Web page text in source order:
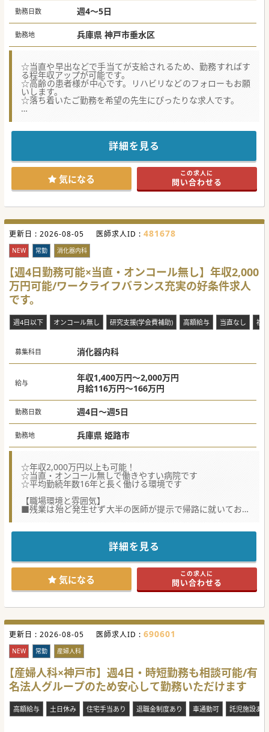
勤務日数 週4～5日
勤務地 兵庫県 神戸市垂水区
☆当直や早出などで手当てが支給されるため、勤務すればす
る程年収アップが可能です。
☆高齢の患者様が中心です。リハビリなどのフォローもお願
いします。
☆落ち着いたご勤務を希望の先生にぴったりな求人です。
に対応するための増員です。常勤2名体制の予定です。
■手術件数の増加と診療体制のさらなる強化を目的として常
勤医師を募集しております。役職等はご相談ください。
■整形外科診療を牽引して頂ける先生をお待ちしています。
集患ができる先生は別途条件の相談も可能です。
【具体的な業務内容】
■四肢の外傷から慢性的な変性疾患まで幅広い症例を診察し
■何のオペをどこまでするかは先生のお考えに従います。地
域のニーズに応えて手術に対応できる先生を歓迎していま
す。
■手術に使用する医療材料は先生のご希望を最大限に尊重し
柔軟に調整することが可能です。お気軽にご相談ください。
【職場環境と雰囲気】
■ホワイトな環境で働きたい先生におすすめです。人間関係
も良好でオンオフを切り替えた勤務が可能です。
■昔から特定の大学医局との関連はなく、学閥なども一切な
い非常に風通しの良い職場環境です。
■地元密着型の病院なので経験豊富なコメディカルスタッフ
詳細を見る
気になる この求人に
問い合わせる
更新日 : 2026-08-05 医師求人ID : 481678
NEW 常勤 消化器内科
【週4日勤務可能×当直・オンコール無し】年収2,000
万円可能/ワークライフバランス充実の好条件求人
です。
週4日以下 オンコール無し 研究支援(学会費補助) 高額給与 当直なし 複
募集科目 消化器内科
給与
年収1,400万円～2,000万円
月給116万円～166万円
勤務日数 週4日～週5日
勤務地 兵庫県 姫路市
☆年収2,000万円以上も可能！
☆当直・オンコール無しで働きやすい病院です
☆平均勤続年数16年と長く働ける環境です
【職場環境と雰囲気】
■残業は殆ど発生せず大半の医師が提示で帰路に就いており
私生活を重視した持続可能な働き方が可能です
院長との同行研修を通じて専門的な知識を習得できる環境に
■週3日からの勤務や時短勤務など個々のライフステージに
合わせた柔軟な勤務形態の相談についても受容可能です
【具体的な業務内容】
■病棟管理がメインとなりますが、希望があれば外来診療や
内視鏡検査などの業務をすることも相談可能です。
域住民の健康を支えるプライマリケアを実践いたします
■主に病棟管理が中心になるため、何かあった時も院内でフ
ォローができます。スキルが足りない場合の指導体制もあり
ます。
【具体的な医療機関情報】
■姫路市内で高い地域貢献度を誇り諸手当を含めた想定年収
が2,000万円を超える医師が多数在籍する病院であります
■消化器内科や婦人科など他科との連携も円滑であり医師同
士が専門性を尊重し合いながら協力する体制が整っています
■地域医療の活性化を目指す法人の方向性が明確であり独自
の強固な基盤を持ちつつ住民から深い信頼を得ております
#秋入職可
詳細を見る
気になる この求人に
問い合わせる
更新日 : 2026-08-05 医師求人ID : 690601
NEW 常勤 産婦人科
【産婦人科×神戸市】週4日・時短勤務も相談可能/有
名法人グループのため安心して勤務いただけます
高額給与 土日休み 住宅手当あり 退職金制度あり 車通勤可 託児施設あり